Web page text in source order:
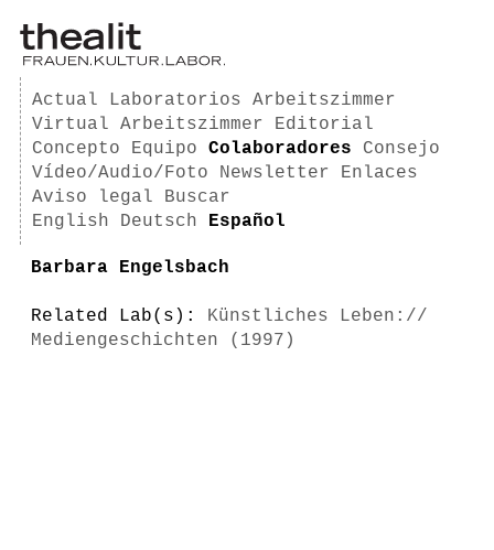
Actual Laboratorios
Arbeitszimmer
Virtual Arbeitszimmer
Editorial
Concepto
Equipo Colaboradores
Consejo
Vídeo/Audio/Foto
Newsletter
Enlaces
Aviso legal
Buscar
English
Deutsch Español
Barbara Engelsbach
Related Lab(s): Künstliches Leben://
Mediengeschichten (1997)